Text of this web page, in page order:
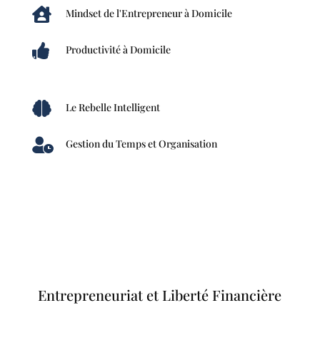
 Mindset de l'Entrepreneur à Domicile
 Productivité à Domicile
 Le Rebelle Intelligent
 Gestion du Temps et Organisation
Entrepreneuriat et Liberté Financière